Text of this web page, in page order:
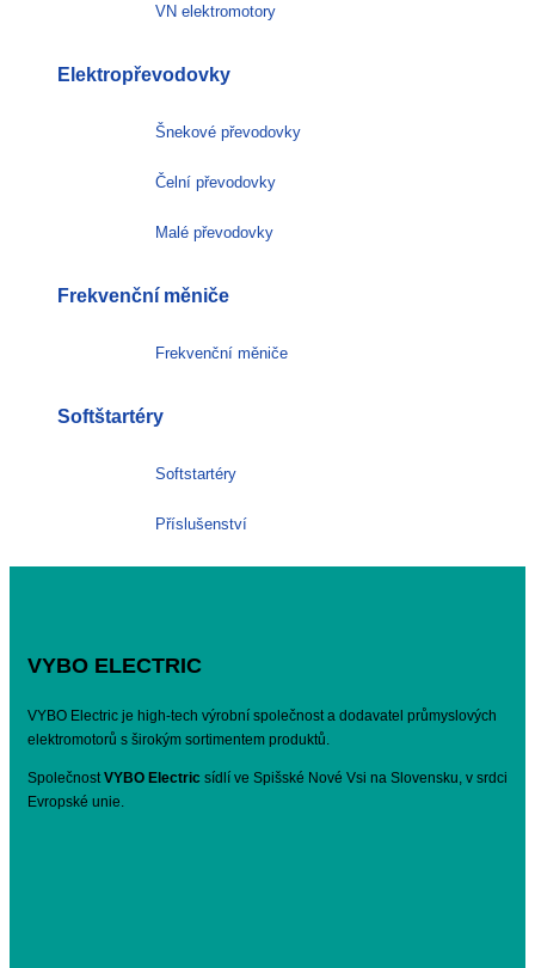
VN elektromotory
Elektropřevodovky
Šnekové převodovky
Čelní převodovky
Malé převodovky
Frekvenční měniče
Frekvenční měniče
Softštartéry
Softstartéry
Příslušenství
VYBO ELECTRIC
VYBO Electric je high-tech výrobní společnost a dodavatel průmyslových
elektromotorů s širokým sortimentem produktů.
Společnost VYBO Electric sídlí ve Spišské Nové Vsi na Slovensku, v srdci
Evropské unie.